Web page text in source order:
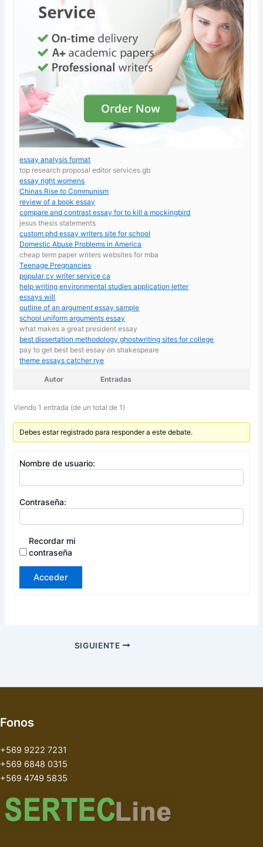
essay analysis format
top research proposal editor services gb
essay right womens
Chinas Rise to Communism
review of a book essay
compare and contrast essay for to kill a mockingbird
jesus thesis statements
custom phd essay writers site for school
Domestic Abuse Problems in America
cheap term paper writers websites for mba
Teenage Pregnancies
popular cv writer service ca
help writing environmental studies application letter
essays will
outline of an argument essay sample
school uniform arguments essay
what makes a great president essay
best dissertation methodology ghostwriting sites for college
pay to get best best essay on shakespeare
theme essays catcher rye
Autor Entradas
Viendo 1 entrada (de un total de 1)
Debes estar registrado para responder a este debate.
Nombre de usuario:
Contraseña:
Recordar mi
contraseña
Acceder
SIGUIENTE
Fonos
+569 9222 7231
+569 6848 0315
+569 4749 5835